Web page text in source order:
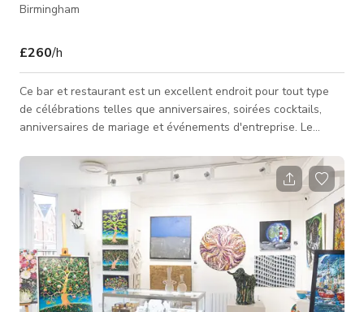
Birmingham
£260/h
Ce bar et restaurant est un excellent endroit pour tout type
de célébrations telles que anniversaires, soirées cocktails,
anniversaires de mariage et événements d'entreprise. Le
dans des chopes de deux pintes, toutes apportées glacées à
votre table par des serveuses en tenue bavaroise classique.
Venez vous détendre entre amis dans l'environnement social
de boisson le plus unique que vous trouverez n'importe où car
cela ne